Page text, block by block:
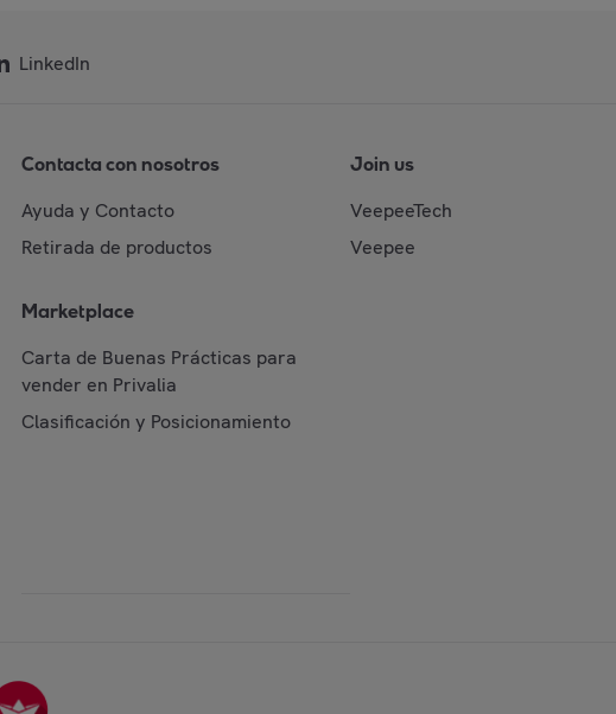
LinkedIn
Contacta con nosotros
Ayuda y Contacto
Retirada de productos
Marketplace
Carta de Buenas Prácticas para
vender en Privalia
Clasificación y Posicionamiento
Join us
VeepeeTech
Veepee